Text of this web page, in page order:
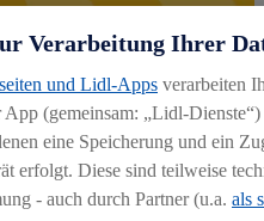
Verarbeitung Ihrer
und Lidl-Apps verarbeiten
App (gemeinsam: „Lidl-
eine Speicherung und ein
erfolgt. Diese sind teilweise
- auch durch Partner (u.a. als